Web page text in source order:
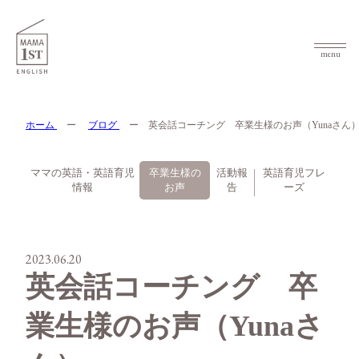
menu
ホーム ー ブログ ー 英会話コーチング 卒業生様のお声（Yunaさん
ママの英語・英語育児
情報
卒業生様の
お声
活動報
告
英語育児フレ
ーズ
2023.06.20
英会話コーチング 卒
業生様のお声（Yunaさ